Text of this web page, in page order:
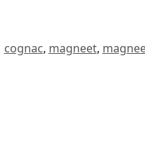
cognac, magneet,